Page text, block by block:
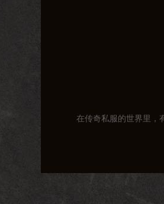
在传奇私服的世界里，